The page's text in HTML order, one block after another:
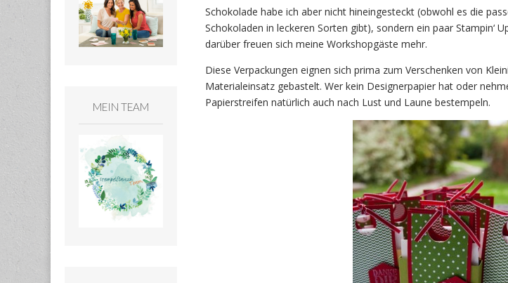
Schokolade habe ich aber nicht hineingesteckt (obwohl es die
Schokoladen in leckeren Sorten gibt), sondern ein paar Stampin‘
darüber freuen sich meine Workshopgäste mehr.
Diese Verpackungen eignen sich prima zum Verschenken von
Materialeinsatz gebastelt. Wer kein Designerpapier hat oder
Papierstreifen natürlich auch nach Lust und Laune bestempeln.
MEIN TEAM